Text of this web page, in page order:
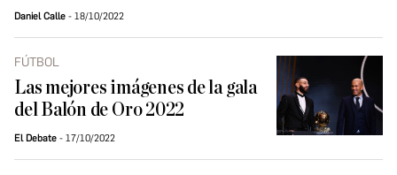
Daniel Calle 18/10/2022
FÚTBOL
Las mejores imágenes de la gala
del Balón de Oro 2022
El Debate 17/10/2022